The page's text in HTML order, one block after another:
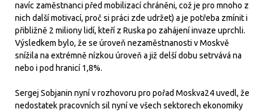
navíc zaměstnanci před mobilizací chráněni, což je pro mnoho z
nich další motivací, proč si práci zde udržet) a je potřeba zmínit i
přibližně 2 miliony lidí, kteří z Ruska po zahájení invaze uprchli.
Výsledkem bylo, že se úroveň nezaměstnanosti v Moskvě
snížila na extrémně nízkou úroveň a již delší dobu setrvává na
nebo i pod hranicí 1,8%.
Sergej Sobjanin nyní v rozhovoru pro pořad Moskva24 uvedl, že
nedostatek pracovních sil nyní ve všech sektorech ekonomiky